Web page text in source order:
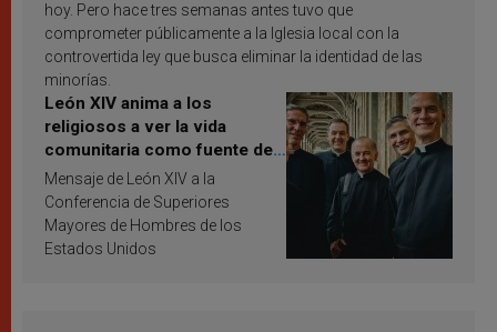
hoy. Pero hace tres semanas antes tuvo que
comprometer públicamente a la Iglesia local con la
controvertida ley que busca eliminar la identidad de las
minorías.
León XIV anima a los
religiosos a ver la vida
comunitaria como fuente de
inspiración y santificación
Mensaje de León XIV a la
Conferencia de Superiores
Mayores de Hombres de los
Estados Unidos